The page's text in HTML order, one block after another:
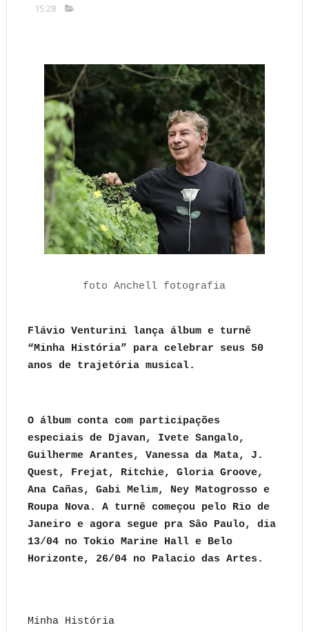
15:28
foto Anchell fotografia
Flávio Venturini lança álbum e turnê
“Minha História” para celebrar seus 50
anos de trajetória musical.
O álbum conta com participações
especiais de Djavan, Ivete Sangalo,
Guilherme Arantes, Vanessa da Mata, J.
Quest, Frejat, Ritchie, Gloria Groove,
Ana Cañas, Gabi Melim, Ney Matogrosso e
Roupa Nova. A turnê começou pelo Rio de
Janeiro e agora segue pra Sâo Paulo, dia
13/04 no Tokio Marine Hall e Belo
Horizonte, 26/04 no Palacio das Artes.
Minha História